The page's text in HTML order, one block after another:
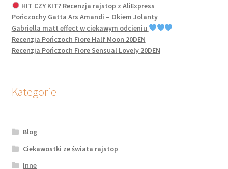
HIT CZY KIT? Recenzja rajstop z AliExpress
Pończochy Gatta Ars Amandi – Okiem Jolanty
Gabriella matt effect w ciekawym odcieniu
Recenzja Pończoch Fiore Half Moon 20DEN
Recenzja Pończoch Fiore Sensual Lovely 20DEN
Kategorie
Blog
Ciekawostki ze świata rajstop
Inne